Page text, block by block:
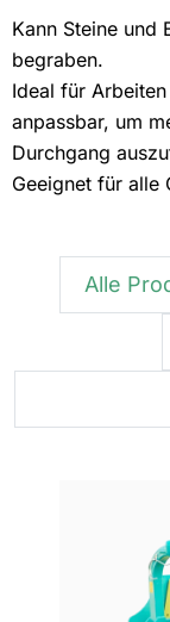
Kann Steine und
begraben.
Ideal für
anpassbar, um
Durchgang
Geeignet für alle
Alle